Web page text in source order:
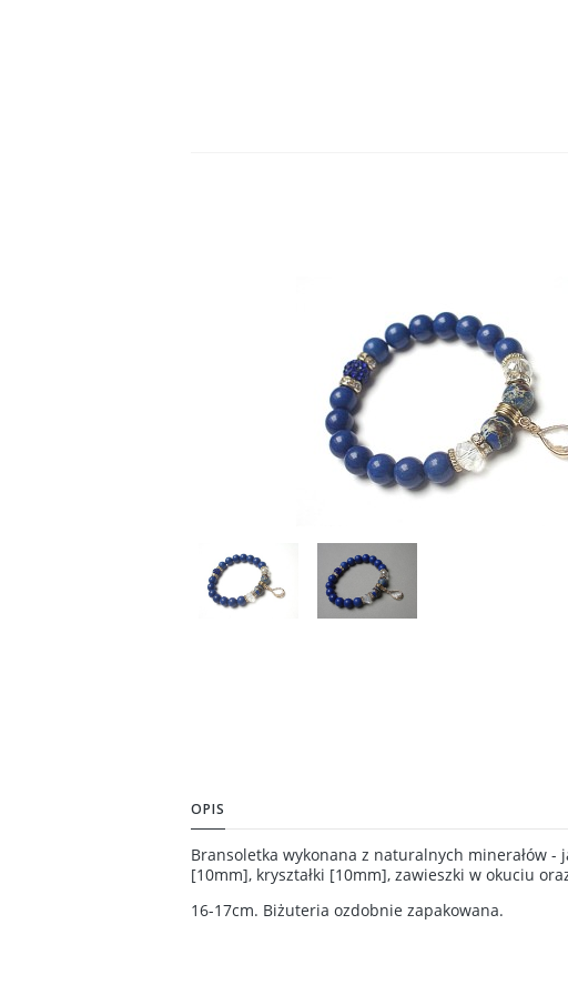
OPIS
Bransoletka wykonana z naturalnych minerałów -
[10mm], kryształki [10mm], zawieszki w okuciu
16-17cm. Biżuteria ozdobnie zapakowana.